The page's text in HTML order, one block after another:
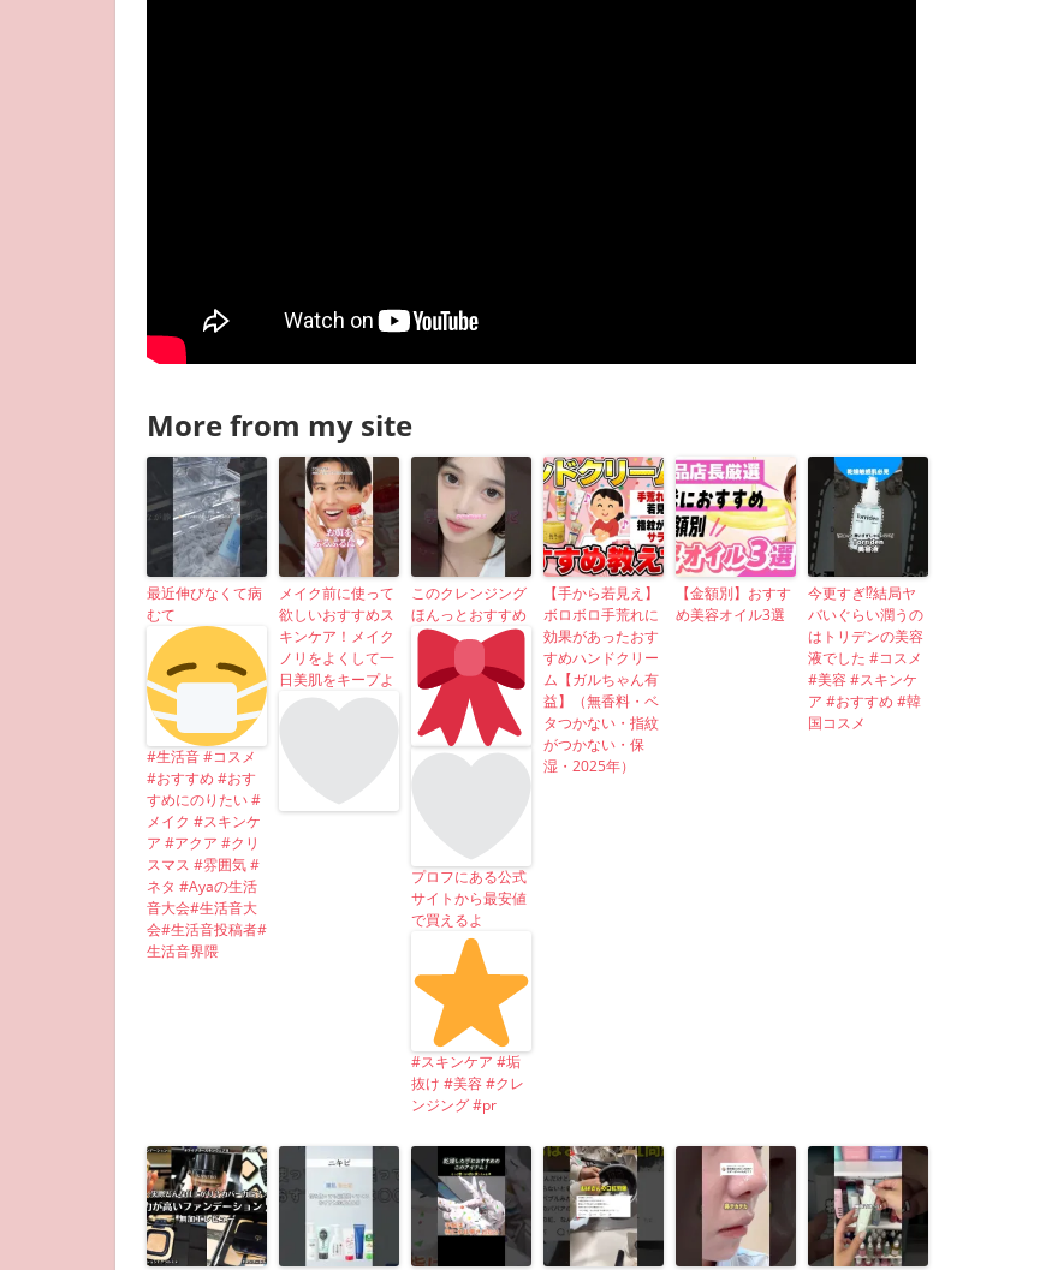
More from my site
最近伸びなくて病
むて
#生活音 #コスメ
#おすすめ #おす
すめにのりたい #
メイク #スキンケ
ア #アクア #クリ
スマス #雰囲気 #
ネタ #Ayaの生活
音大会#生活音大
会#生活音投稿者#
生活音界隈
メイク前に使って
欲しいおすすめス
キンケア！メイク
ノリをよくして一
日美肌をキープよ
このクレンジング
ほんっとおすすめ
プロフにある公式
サイトから最安値
で買えるよ
#スキンケア #垢
抜け #美容 #クレ
ンジング #pr
【手から若見え】
ボロボロ手荒れに
効果があったおす
すめハンドクリー
ム【ガルちゃん有
益】（無香料・ベ
タつかない・指紋
がつかない・保
湿・2025年）
【金額別】おすす
め美容オイル3選
今更すぎ⁉︎結局ヤ
バいぐらい潤うの
はトリデンの美容
液でした #コスメ
#美容 #スキンケ
ア #おすすめ #韓
国コスメ